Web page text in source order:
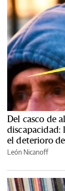
Del casco de
discapacidad:
el deterioro
León Nicanoff